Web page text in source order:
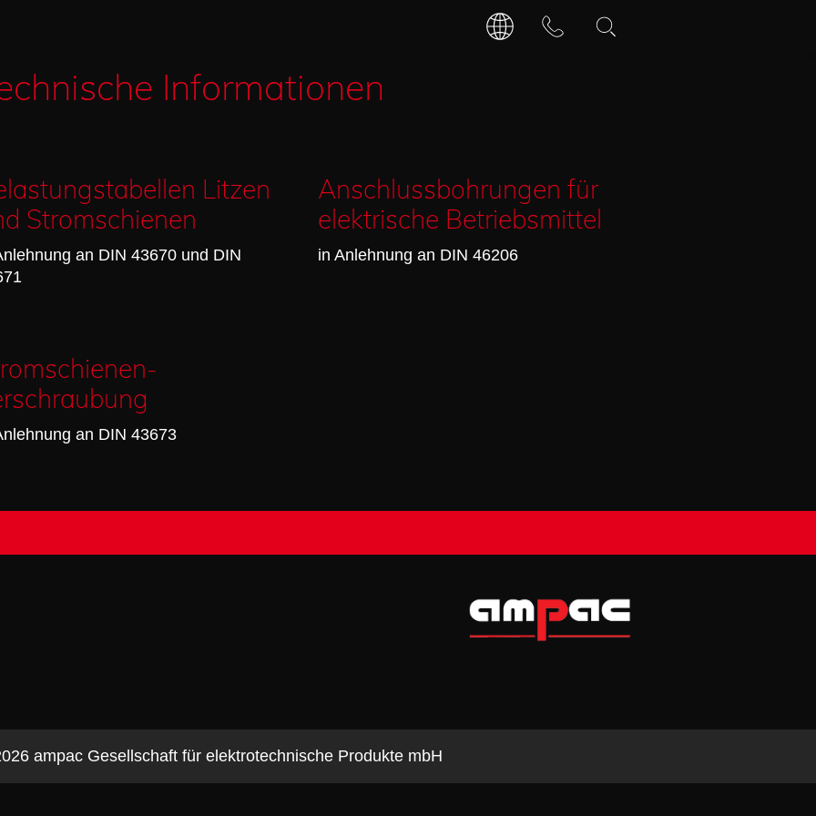
Informationen
Litzen
Stromschienen
an DIN 43670 und DIN
Anschlussbohrungen für
elektrische Betriebsmittel
in Anlehnung an DIN 46206
an DIN 43673
ampac Gesellschaft für elektrotechnische Produkte mbH